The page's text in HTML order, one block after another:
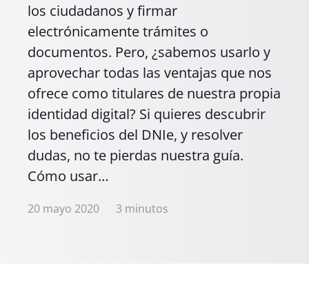
los ciudadanos y firmar
electrónicamente trámites o
documentos. Pero, ¿sabemos usarlo y
aprovechar todas las ventajas que nos
ofrece como titulares de nuestra propia
identidad digital? Si quieres descubrir
los beneficios del DNIe, y resolver
dudas, no te pierdas nuestra guía.
Cómo usar…
20 mayo 2020 3 minutos